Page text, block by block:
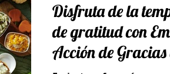
Disfruta de la
de gratitud con
Acción de Gracias